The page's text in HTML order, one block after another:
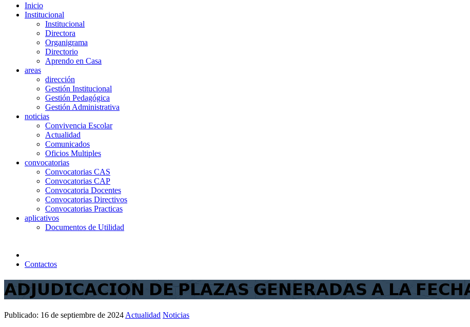
Inicio
Institucional
Institucional
Directora
Organigrama
Directorio
Aprendo en Casa
areas
dirección
Gestión Institucional
Gestión Pedagógica
Gestión Administrativa
noticias
Convivencia Escolar
Actualidad
Comunicados
Oficios Multiples
convocatorias
Convocatorias CAS
Convocatorias CAP
Convocatoria Docentes
Convocatorias Directivos
Convocatorias Practicas
aplicativos
Documentos de Utilidad
Contactos
𝗔𝗗𝗝𝗨𝗗𝗜𝗖𝗔𝗖𝗜𝗢𝗡 𝗗𝗘 𝗣𝗟𝗔𝗭𝗔𝗦 𝗚𝗘𝗡𝗘𝗥𝗔𝗗𝗔𝗦 𝗔 𝗟𝗔 𝗙𝗘𝗖𝗛𝗔
Publicado: 16 de septiembre de 2024 Actualidad Noticias